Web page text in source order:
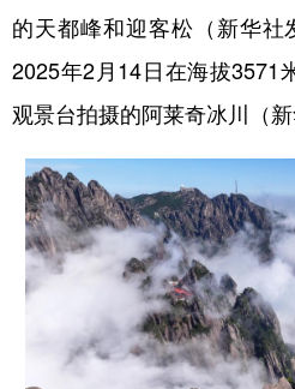
的天都峰和迎客松（新华
2025年2月14日在海拔3571
观景台拍摄的阿莱奇冰川（新